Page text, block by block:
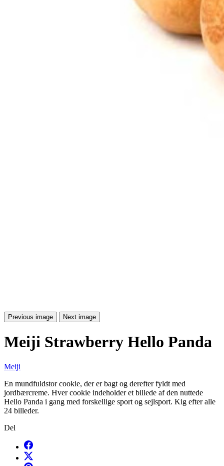
Previous image Next image
Meiji Strawberry Hello Panda
Meiji
En mundfuldstor cookie, der er bagt og derefter fyldt med
jordbærcreme. Hver cookie indeholder et billede af den nuttede
Hello Panda i gang med forskellige sport og sejlsport. Kig efter alle
24 billeder.
Del